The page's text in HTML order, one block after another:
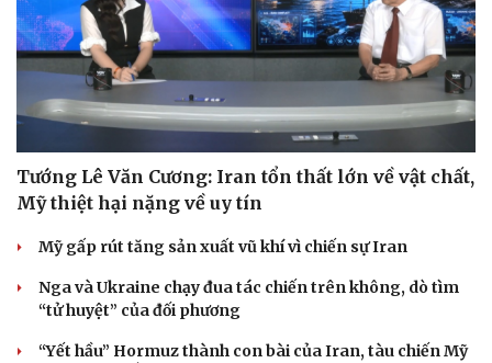
Tướng Lê Văn Cương: Iran tổn thất lớn về vật chất,
Mỹ thiệt hại nặng về uy tín
Mỹ gấp rút tăng sản xuất vũ khí vì chiến sự Iran
Nga và Ukraine chạy đua tác chiến trên không, dò tìm
“tử huyệt” của đối phương
“Yết hầu” Hormuz thành con bài của Iran, tàu chiến Mỹ